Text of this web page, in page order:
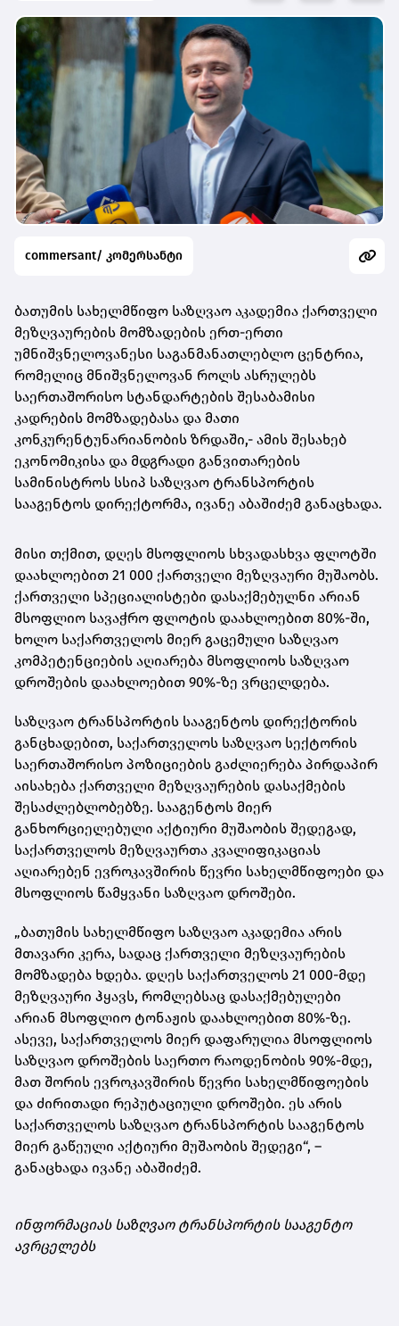
commersant/ კომერსანტი
ბათუმის სახელმწიფო საზღვაო აკადემია ქართველი
მეზღვაურების მომზადების ერთ-ერთი
უმნიშვნელოვანესი საგანმანათლებლო ცენტრია,
რომელიც მნიშვნელოვან როლს ასრულებს
საერთაშორისო სტანდარტების შესაბამისი
კადრების მომზადებასა და მათი
კონკურენტუნარიანობის ზრდაში,- ამის შესახებ
ეკონომიკისა და მდგრადი განვითარების
სამინისტროს სსიპ საზღვაო ტრანსპორტის
სააგენტოს დირექტორმა, ივანე აბაშიძემ განაცხადა.
მისი თქმით, დღეს მსოფლიოს სხვადასხვა ფლოტში
დაახლოებით 21 000 ქართველი მეზღვაური მუშაობს.
ქართველი სპეციალისტები დასაქმებულნი არიან
მსოფლიო სავაჭრო ფლოტის დაახლოებით 80%-ში,
ხოლო საქართველოს მიერ გაცემული საზღვაო
კომპეტენციების აღიარება მსოფლიოს საზღვაო
დროშების დაახლოებით 90%-ზე ვრცელდება.
საზღვაო ტრანსპორტის სააგენტოს დირექტორის
განცხადებით, საქართველოს საზღვაო სექტორის
საერთაშორისო პოზიციების გაძლიერება პირდაპირ
აისახება ქართველი მეზღვაურების დასაქმების
შესაძლებლობებზე. სააგენტოს მიერ
განხორციელებული აქტიური მუშაობის შედეგად,
საქართველოს მეზღვაურთა კვალიფიკაციას
აღიარებენ ევროკავშირის წევრი სახელმწიფოები და
მსოფლიოს წამყვანი საზღვაო დროშები.
„ბათუმის სახელმწიფო საზღვაო აკადემია არის
მთავარი კერა, სადაც ქართველი მეზღვაურების
მომზადება ხდება. დღეს საქართველოს 21 000-მდე
მეზღვაური ჰყავს, რომლებსაც დასაქმებულები
არიან მსოფლიო ტონაჟის დაახლოებით 80%-ზე.
ასევე, საქართველოს მიერ დაფარულია მსოფლიოს
საზღვაო დროშების საერთო რაოდენობის 90%-მდე,
მათ შორის ევროკავშირის წევრი სახელმწიფოების
და ძირითადი რეპუტაციული დროშები. ეს არის
საქართველოს საზღვაო ტრანსპორტის სააგენტოს
მიერ გაწეული აქტიური მუშაობის შედეგი“, –
განაცხადა ივანე აბაშიძემ.
ინფორმაციას საზღვაო ტრანსპორტის სააგენტო
ავრცელებს